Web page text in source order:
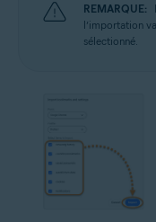
REMARQUE:
l’importation
sélectionné.